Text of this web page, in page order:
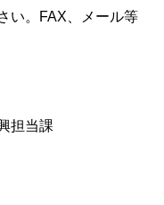
い。FAX、メール等
担当課